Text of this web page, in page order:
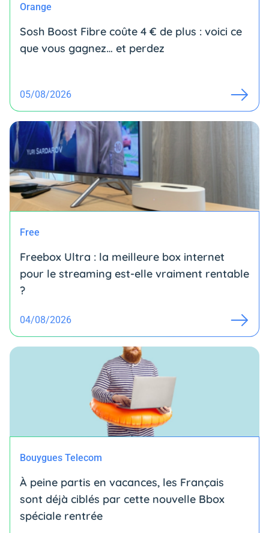
Orange
Sosh Boost Fibre coûte 4 € de plus : voici ce
que vous gagnez… et perdez
05/08/2026
Free
Freebox Ultra : la meilleure box internet
pour le streaming est-elle vraiment rentable
?
04/08/2026
Bouygues Telecom
À peine partis en vacances, les Français
sont déjà ciblés par cette nouvelle Bbox
spéciale rentrée